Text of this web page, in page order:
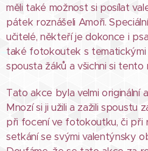
měli také možnost si posílat
pátek roznášeli Amoři.
učitelé, někteří je dokonce i
také fotokoutek s tematickými
spousta žáků a všichni si tento
Tato akce byla velmi originální
Mnozí si ji užili a zažili spoustu
při focení ve fotokoutku, či při
setkání se svými valentýnsky